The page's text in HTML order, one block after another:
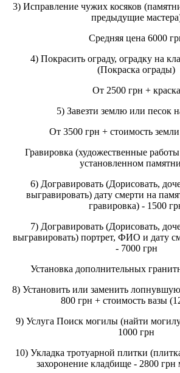
3) Исправление чужих косяков
предыдущие
Средняя цена 6000
4) Покрасить ограду, оградку на
(Покраска ограды)
От 2500 грн + краска
5) Завезти землю или песок
От 3500 грн + стоимость
Гравировка (художественные
установленном
6) Догравировать (Дорисовать,
выгравировать) дату смерти на
гравировка) - 1500
7) Догравировать (Дорисовать,
выгравировать) портрет, ФИО и дату
- 7000 грн
Установка дополнительных
8) Установить или заменить
800 грн + стоимость вазы
9) Услуга Поиск могилы (найти
1000 грн
10) Укладка тротуарной плитки
захоронение кладбище - 2800